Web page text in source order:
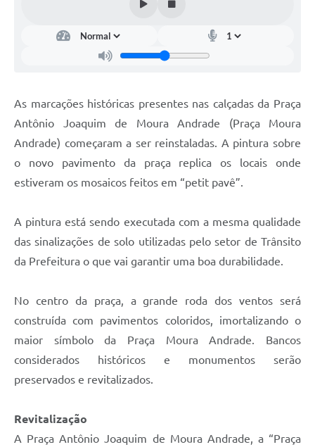
As marcações históricas presentes nas calçadas da Praça
Antônio Joaquim de Moura Andrade (Praça Moura
Andrade) começaram a ser reinstaladas. A pintura sobre
o novo pavimento da praça replica os locais onde
estiveram os mosaicos feitos em “petit pavê”.
A pintura está sendo executada com a mesma qualidade
das sinalizações de solo utilizadas pelo setor de Trânsito
da Prefeitura o que vai garantir uma boa durabilidade.
No centro da praça, a grande roda dos ventos será
construída com pavimentos coloridos, imortalizando o
maior símbolo da Praça Moura Andrade. Bancos
considerados históricos e monumentos serão
preservados e revitalizados.
Revitalização
A Praça Antônio Joaquim de Moura Andrade, a “Praça